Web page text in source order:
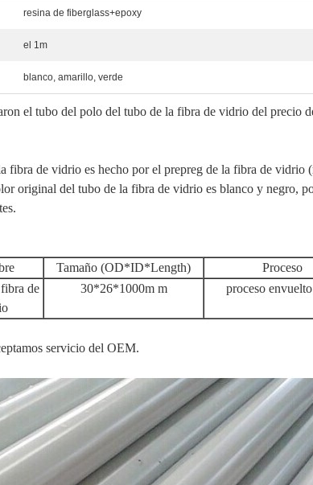
resina de fiberglass+epoxy
el 1m
blanco, amarillo, verde
el tubo del polo del tubo de la fibra de vidrio del precio
fibra de vidrio es hecho por el prepreg de la fibra de vidrio
original del tubo de la fibra de vidrio es blanco y negro,
Tamaño (OD*ID*Length) Proceso
de
30*26*1000m m proceso
servicio del OEM.